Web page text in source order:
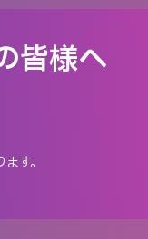
皆様へ
す。